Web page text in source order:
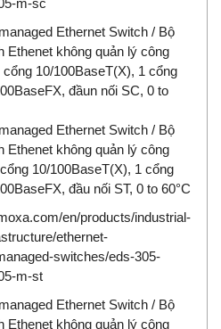
m-sc
Ethernet Switch / Bộ
Ethenet không quản lý công
10/100BaseT(X), 1 cổng
đầun nối SC, 0 to
Ethernet Switch / Bộ
Ethenet không quản lý công
10/100BaseT(X), 1 cổng
đầu nối ST, 0 to 60°C
en/products/industrial-
ethernet-
switches/eds-305-
m-st
Ethernet Switch / Bộ
Ethenet không quản lý công